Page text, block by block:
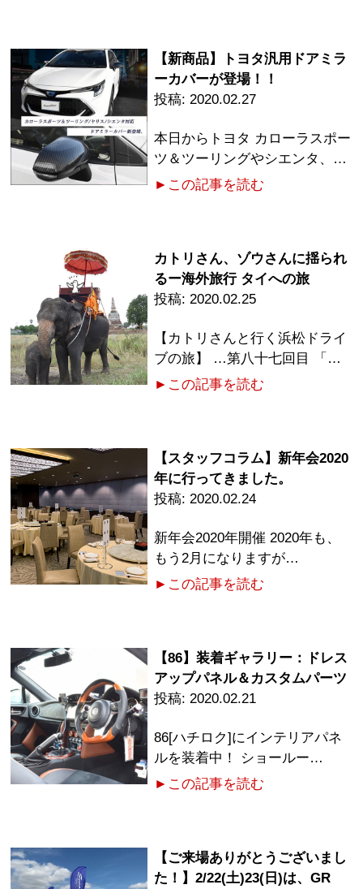
【新商品】トヨタ汎用ドアミラ
ーカバーが登場！！
2020.02.27
本日からトヨタ カローラスポー
ツ＆ツーリングやシエンタ、…
►この記事を読む
カトリさん、ゾウさんに揺られ
るー海外旅行 タイへの旅
2020.02.25
【カトリさんと行く浜松ドライ
ブの旅】 …第八十七回目 「…
►この記事を読む
【スタッフコラム】新年会2020
年に行ってきました。
2020.02.24
新年会2020年開催 2020年も、
もう2月になりますが…
►この記事を読む
【86】装着ギャラリー：ドレス
アップパネル＆カスタムパーツ
2020.02.21
86[ハチロク]にインテリアパネ
ルを装着中！ ショールー…
►この記事を読む
【ご来場ありがとうございまし
た！】2/22(土)23(日)は、GR